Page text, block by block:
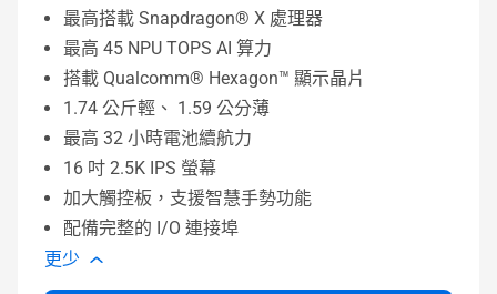
最高搭載 Snapdragon® X 處理器
最高 45 NPU TOPS AI 算力
搭載 Qualcomm® Hexagon™ 顯示晶片
1.74 公斤輕、 1.59 公分薄
最高 32 小時電池續航力
16 吋 2.5K IPS 螢幕
加大觸控板，支援智慧手勢功能
配備完整的 I/O 連接埠
更少